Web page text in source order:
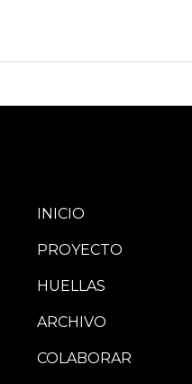
INICIO
PROYECTO
HUELLAS
ARCHIVO
COLABORAR